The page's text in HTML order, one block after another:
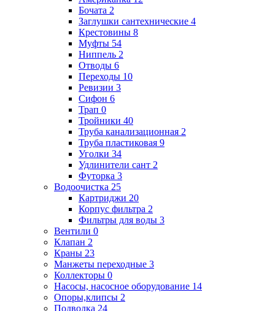
Бочата 2
Заглушки сантехнические 4
Крестовины 8
Муфты 54
Ниппель 2
Отводы 6
Переходы 10
Ревизии 3
Сифон 6
Трап 0
Тройники 40
Труба канализационная 2
Труба пластиковая 9
Уголки 34
Удлинители сант 2
Футорка 3
Водоочистка 25
Картриджи 20
Корпус фильтра 2
Фильтры для воды 3
Вентили 0
Клапан 2
Краны 23
Манжеты переходные 3
Коллекторы 0
Насосы, насосное оборудование 14
Опоры,клипсы 2
Подводка 24